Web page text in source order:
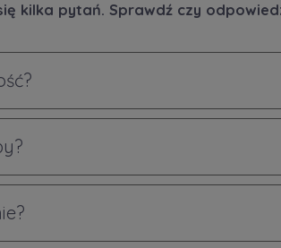
kilka pytań. Sprawdź czy